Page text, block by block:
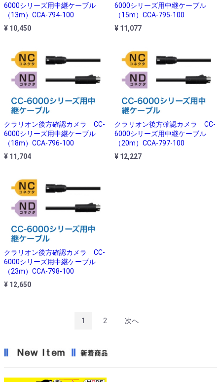
6000シリーズ用中継ケーブル
（13m）CCA-794-100
¥ 10,450
6000シリーズ用中継ケーブル
（15m）CCA-795-100
¥ 11,077
クラリオン後方確認カメラ CC-
6000シリーズ用中継ケーブル
（18m）CCA-796-100
¥ 11,704
クラリオン後方確認カメラ CC-
6000シリーズ用中継ケーブル
（20m）CCA-797-100
¥ 12,227
クラリオン後方確認カメラ CC-
6000シリーズ用中継ケーブル
（23m）CCA-798-100
¥ 12,650
1 2 次へ